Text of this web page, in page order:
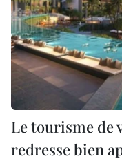
Le tourisme de
redresse bien